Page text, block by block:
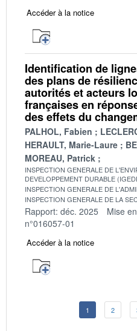
Accéder à la notice
Identification de
des plans de
autorités et acteurs
françaises en
des effets du
PALHOL, Fabien
HERAULT, Marie-Laure
MOREAU, Patrick
INSPECTION GENERALE DE
DEVELOPPEMENT DURABLE
INSPECTION GENERALE DE
INSPECTION GENERALE DE LA
Rapport: déc. 2025 Mise
n°016057-01
Accéder à la notice
1 2